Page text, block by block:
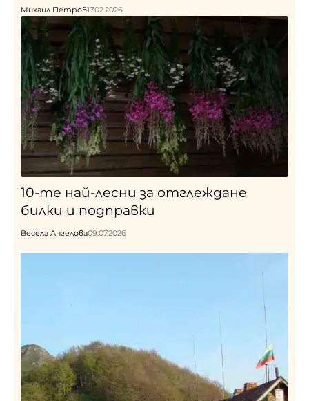
Михаил Петров17.02.2026
10-те най-лесни за отглеждане
билки и подправки
Весела Ангелова09.07.2026